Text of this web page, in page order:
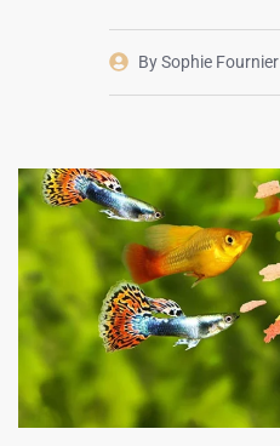
BySophie Fournier